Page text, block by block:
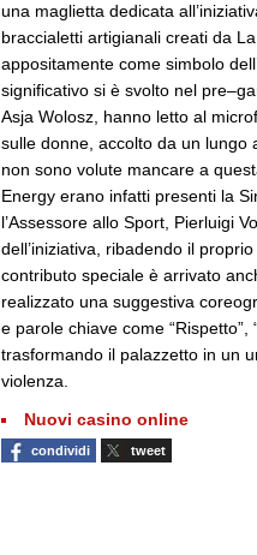
una maglietta dedicata
braccialetti artigianali creati da
appositamente come simbolo
significativo si è svolto nel
Asja Wolosz, hanno letto al
sulle donne, accolto da un lungo
non sono volute mancare a
Energy erano infatti presenti la
l’Assessore allo Sport, Pierluigi
dell’iniziativa, ribadendo il
contributo speciale è arrivato
realizzato una suggestiva
e parole chiave come “Rispetto”,
trasformando il palazzetto in un
violenza.
Nuovi casino online
condividi tweet